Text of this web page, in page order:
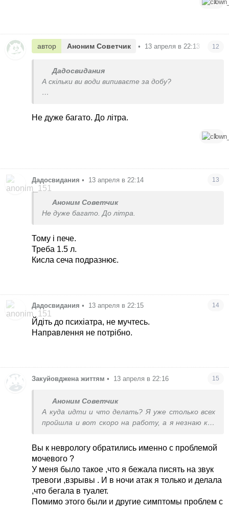
1
автор Аноним Советчик • 13 апреля в 22:13 12
Дадосвидания
А скільки ви води випиваєте за добу?
підійшли) - нарешті з´явилось відчуття, що я не
Не дуже багато. До літра.
1
Дадосвидания • 13 апреля в 22:14 13
Аноним Советчик
Не дуже багато. До літра.
Тому і пече.
Треба 1.5 л.
Кисла сеча подразнює.
Дадосвидания • 13 апреля в 22:15 14
Йдіть до психіатра, не мучтесь.
Направлення не потрібно.
Закуйовджена життям • 13 апреля в 22:16 15
Аноним Советчик
А куда идти и что делать? Я уже столько всех
пройшла и вот скоро на работу, а я незнаю как
Вы к неврологу обратились именно с проблемой
мочевого ?
У меня было такое ,что я бежала писять на звук
тревоги ,взрывы . И в ночи атак я только и делала
,что бегала в туалет.
Помимо этого были и другие симптомы проблем с